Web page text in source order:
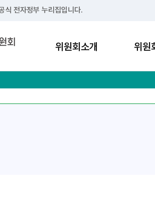
식 전자정부 누리집입니다.
위원회소개 위원